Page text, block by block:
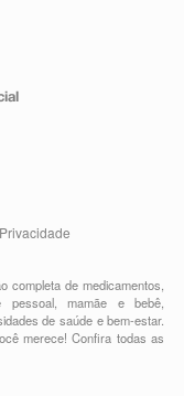
completa demedicamentos
pessoal,mamãe e bebê
de saúde e bem-estar.
merece!Confira todas as